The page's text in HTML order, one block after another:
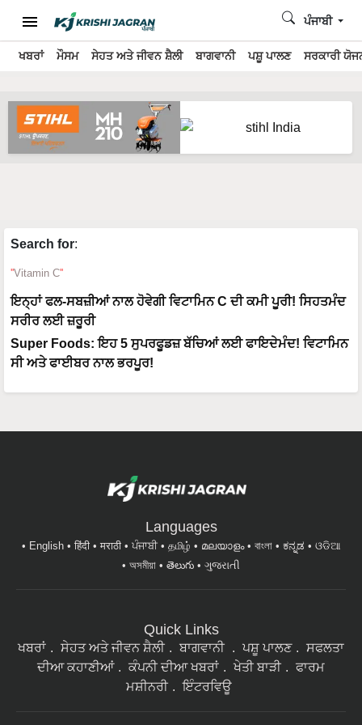
ਖਬਰਾਂ ਮੌਸਮ ਸੇਹਤ ਅਤੇ ਜੀਵਨ ਸ਼ੈਲੀ ਬਾਗਵਾਨੀ ਪਸ਼ੂ ਪਾਲਣ ਸਰਕਾਰੀ
ਪੰਜਾਬੀ
Search for:
Vitamin C
ਇਨ੍ਹਾਂ ਫਲ-ਸਬਜ਼ੀਆਂ ਨਾਲ ਹੋਵੇਗੀ ਵਿਟਾਮਿਨ C ਦੀ ਕਮੀ ਪੂਰੀ! ਸਿਹਤਮੰਦ
ਸਰੀਰ ਲਈ ਜ਼ਰੂਰੀ
Super Foods: ਇਹ 5 ਸੁਪਰਫੂਡਜ਼ ਬੱਚਿਆਂ ਲਈ ਫਾਇਦੇਮੰਦ! ਵਿਟਾਮਿਨ
ਸੀ ਅਤੇ ਫਾਈਬਰ ਨਾਲ ਭਰਪੂਰ!
Languages
English हिंदी मराठी ਪੰਜਾਬੀ தமிழ் മലയാളം বাংলা ಕನ್ನಡ
ଓଡିଆ
অসমীয়া
తెలుగు ગુજરાતી
Quick Links
ਖਬਰਾਂ ਸੇਹਤ ਅਤੇ ਜੀਵਨ ਸ਼ੈਲੀ ਬਾਗਵਾਨੀ ਪਸ਼ੂ ਪਾਲਣ
ਸਫਲਤਾ
ਦੀਆ ਕਹਾਣੀਆਂ
ਕੰਪਨੀ ਦੀਆ ਖਬਰਾਂ ਖੇਤੀ ਬਾੜੀ
ਫਾਰਮ
ਮਸ਼ੀਨਰੀ
ਇੰਟਰਵਿਊ